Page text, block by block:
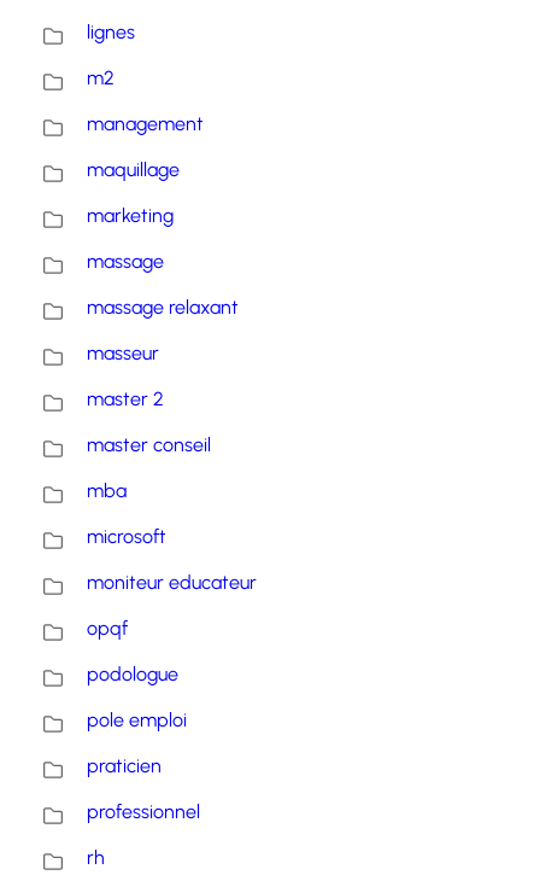
lignes
m2
management
maquillage
marketing
massage
massage relaxant
masseur
master 2
master conseil
mba
microsoft
moniteur educateur
opqf
podologue
pole emploi
praticien
professionnel
rh